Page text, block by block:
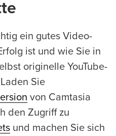
ein gutes Video-
ist und wie Sie in
originelle YouTube-
Sie
von Camtasia
den Zugriff zu
und machen Sie sich